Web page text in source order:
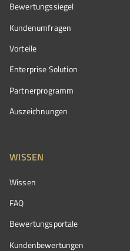
Bewertungssiegel
Kundenumfragen
Vorteile
Enterprise Solution
Partnerprogramm
Auszeichnungen
WISSEN
Wissen
FAQ
Bewertungsportale
Kundenbewertungen